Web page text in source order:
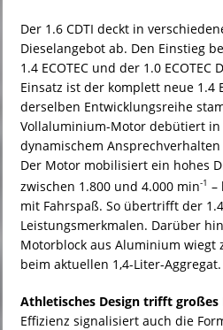
Der 1.6 CDTI deckt in
Dieselangebot ab. Den Einstieg
1.4 ECOTEC und der 1.0
Einsatz ist der komplett neue 1.4
derselben Entwicklungsreihe
Vollaluminium-Motor debütiert in
dynamischem
Der Motor mobilisiert ein hohes
zwischen 1.800 und 4.000 min-1 –
mit Fahrspaß. So übertrifft der
Leistungsmerkmalen. Darüber
Motorblock aus Aluminium wiegt
beim aktuellen 1,4-Liter-Aggregat.
Athletisches Design trifft großes
Effizienz signalisiert auch die